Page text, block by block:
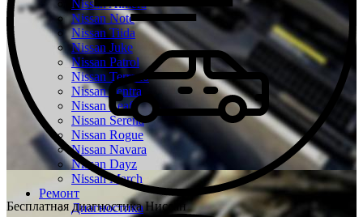
Nissan Almera
Nissan Note
Nissan Tiida
Nissan Juke
Nissan Patrol
Nissan Terrano
Nissan Sentra
Nissan Leaf
Nissan Serena
Nissan Rogue
Nissan Navara
Nissan Dayz
Nissan March
Ремонт
Диагностика
Бесплатная диагностика Ниссан